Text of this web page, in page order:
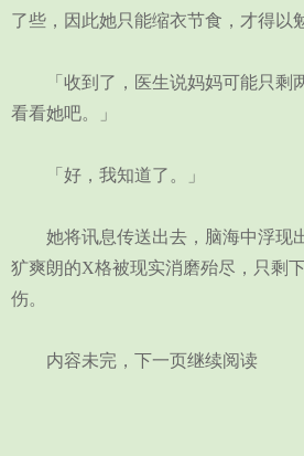
了些，因此她只能缩衣节食，才得以
「收到了，医生说妈妈可能只剩
看看她吧。」
「好，我知道了。」
她将讯息传送出去，脑海中浮现
犷爽朗的X格被现实消磨殆尽，只剩
伤。
内容未完，下一页继续阅读